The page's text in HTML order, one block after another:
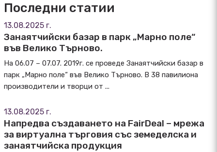
Последни статии
13.08.2025 г.
Занаятчийски базар в парк „Марно поле“
във Велико Търново.
На 06.07 – 07.07. 2019г. се проведе Занаятчийски базар в
парк „Марно поле“ във Велико Търново. В 38 павилиона
производители и творци от ...
13.08.2025 г.
Напредва създаването на FairDeal – мрежа
за виртуална търговия със земеделска и
занаятчийска продукция